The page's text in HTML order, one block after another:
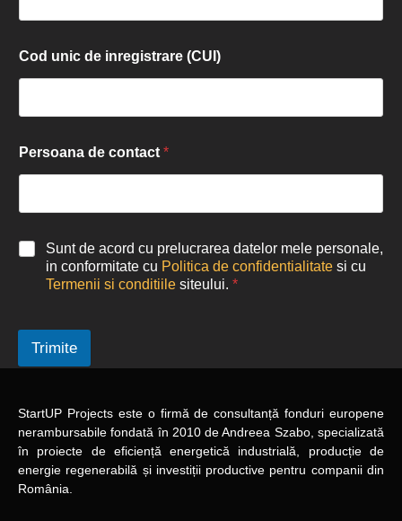
Cod unic de inregistrare (CUI)
Persoana de contact *
Sunt de acord cu prelucrarea datelor mele personale,
in conformitate cu Politica de confidentialitate si cu
Termenii si conditiile siteului. *
Trimite
StartUP Projectseste o firmă de consultanță fonduri europene
nerambursabilefondată în 2010de Andreea Szabo, specializată
în proiecte de eficiență energetică industrială, producție de
energie regenerabilă și investiții productive pentru companii din
România.